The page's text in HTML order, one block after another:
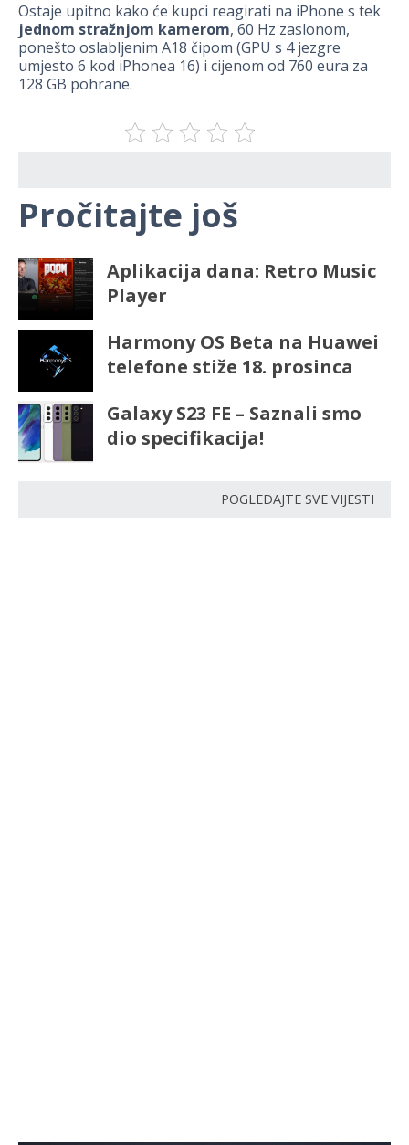
Ostaje upitno kako će kupci reagirati na iPhone s tek
jednom stražnjom kamerom, 60 Hz zaslonom,
ponešto oslabljenim A18 čipom (GPU s 4 jezgre
umjesto 6 kod iPhonea 16) i cijenom od 760 eura za
128 GB pohrane.
Pročitajte još
Aplikacija dana: Retro Music
Player
Harmony OS Beta na Huawei
telefone stiže 18. prosinca
Galaxy S23 FE – Saznali smo
dio specifikacija!
POGLEDAJTE SVE VIJESTI